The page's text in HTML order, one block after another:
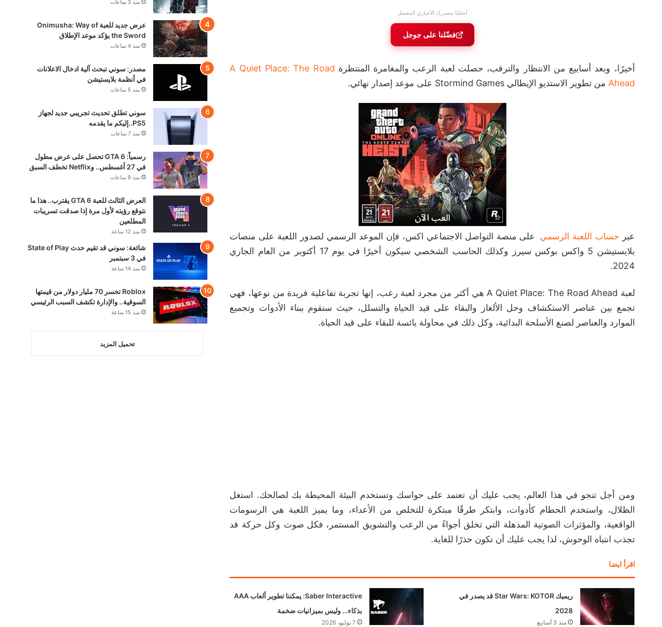
أجعلنا مصدرك الأخباري المفضل
فضّلنا على جوجل
أخيرًا، وبعد أسابيع من الانتظار والترقب، حصلت لعبة الرعب والمغامرة المنتظرة A Quiet Place: The Road
Ahead من تطوير الاستديو الإيطالي Stormind Games على موعد إصدار نهائي.
عبر حساب اللعبة الرسمي
على منصة التواصل الاجتماعي اكس، فإن الموعد الرسمي لصدور اللعبة على منصات
بلايستيشن 5 واكس بوكس سيرز وكذلك الحاسب الشخصي سيكون أخيرًا في يوم 17 أكتوبر من العام الجاري
2024.
لعبة A Quiet Place: The Road Ahead هي أكثر من مجرد لعبة رعب، إنها تجربة تفاعلية فريدة من نوعها، فهي
تجمع بين عناصر الاستكشاف وحل الألغاز والبقاء على قيد الحياة والتسلل، حيث ستقوم ببناء الأدوات وتجميع
الموارد والعناصر لصنع الأسلحة البدائية، وكل ذلك في محاولة يائسة للبقاء على قيد الحياة.
ومن أجل تنجو في هذا العالم، يجب عليك أن تعتمد على حواسك وتستخدم البيئة المحيطة بك لصالحك. استغل
الظلال، واستخدم الحطام كأدوات، وابتكر طرقًا مبتكرة للتخلص من الأعداء، وما يميز اللعبة هي الرسومات
الواقعية، والمؤثرات الصوتية المذهلة التي تخلق أجواءً من الرعب والتشويق المستمر، فكل صوت وكل حركة قد
تجذب انتباه الوحوش، لذا يجب عليك أن تكون حذرًا للغاية.
اقرأ ايضا
ريميك Star Wars: KOTOR قد يصدر في
2028
منذ 3 أسابيع
Saber Interactive: يمكننا تطوير ألعاب AAA
بذكاء… وليس بميزانيات ضخمة
7 يوليو، 2026
منذ 3 ساعات
عرض جديد للعبة Onimusha: Way of
the Sword يؤكد موعد الإطلاق
منذ 4 ساعات
مصدر: سوني تبحث آلية ادخال الاعلانات
في أنظمة بلايستيشن
منذ 5 ساعات
سوني تطلق تحديث تجريبي جديد لجهاز
PS5..إليكم ما يقدمه
منذ 7 ساعات
رسمياً: GTA 6 تحصل على عرض مطول
في 27 أغسطس.. وNetflix تخطف السبق
منذ 9 ساعات
العرض الثالث للعبة GTA 6 يقترب.. هذا ما
نتوقع رؤيته لأول مرة إذا صدقت تسريبات
المطلعين
منذ 12 ساعة
شائعة: سوني قد تقيم حدث State of Play
في 3 سبتمبر
منذ 14 ساعة
Roblox تخسر 70 مليار دولار من قيمتها
السوقية.. والإدارة تكشف السبب الرئيسي
منذ 15 ساعة
تحميل المزيد